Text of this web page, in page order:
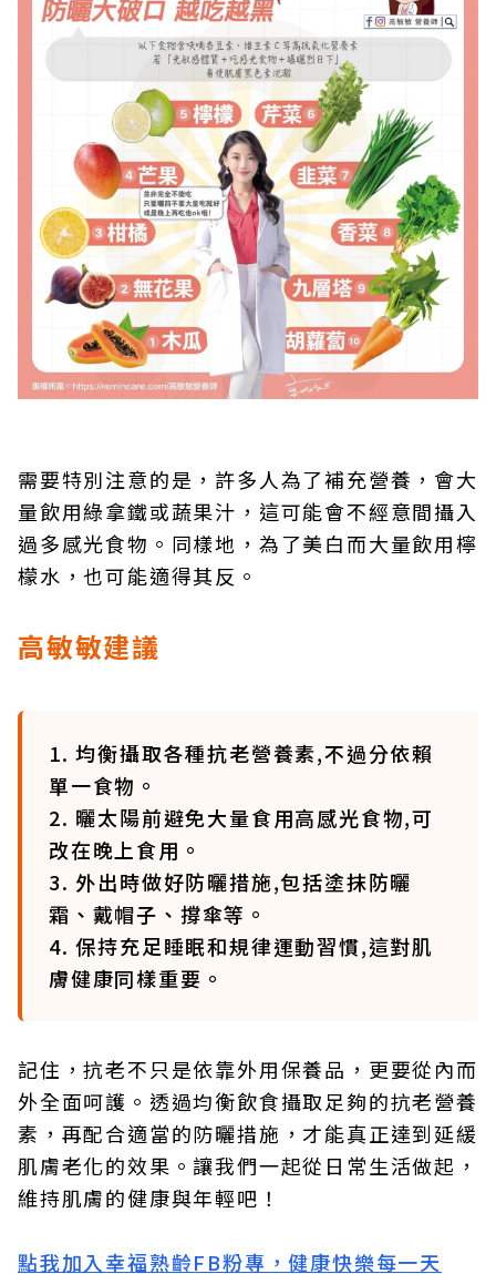
需要特別注意的是，許多人為了補充營養，會大
量飲用綠拿鐵或蔬果汁，這可能會不經意間攝入
過多感光食物。同樣地，為了美白而大量飲用檸
檬水，也可能適得其反。
高敏敏建議
1. 均衡攝取各種抗老營養素,不過分依賴
單一食物。
2. 曬太陽前避免大量食用高感光食物,可
改在晚上食用。
3. 外出時做好防曬措施,包括塗抹防曬
霜、戴帽子、撐傘等。
4. 保持充足睡眠和規律運動習慣,這對肌
膚健康同樣重要。
記住，抗老不只是依靠外用保養品，更要從內而
外全面呵護。透過均衡飲食攝取足夠的抗老營養
素，再配合適當的防曬措施，才能真正達到延緩
肌膚老化的效果。讓我們一起從日常生活做起，
維持肌膚的健康與年輕吧！
點我加入幸福熟齡FB粉專，健康快樂每一天